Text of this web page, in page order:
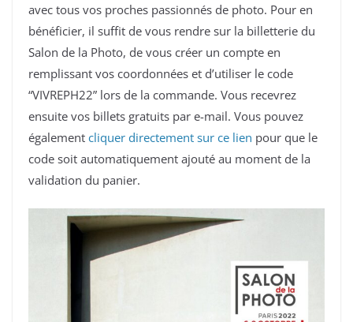
avec tous vos proches passionnés de photo. Pour en
bénéficier, il suffit de vous rendre sur la billetterie du
Salon de la Photo, de vous créer un compte en
remplissant vos coordonnées et d’utiliser le code
“VIVREPH22” lors de la commande. Vous recevrez
ensuite vos billets gratuits par e-mail. Vous pouvez
également cliquer directement sur ce lien pour que le
code soit automatiquement ajouté au moment de la
validation du panier.